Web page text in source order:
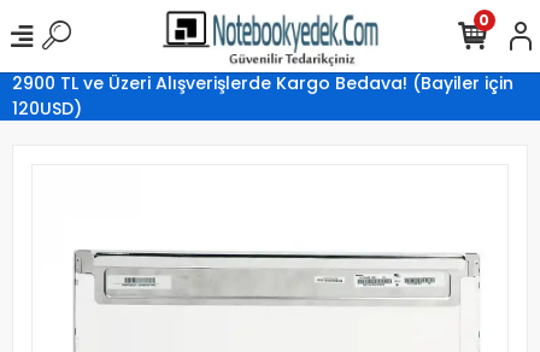
2900 TL ve Üzeri Alışverişlerde Kargo Bedava! (Bayiler için
120USD)
0